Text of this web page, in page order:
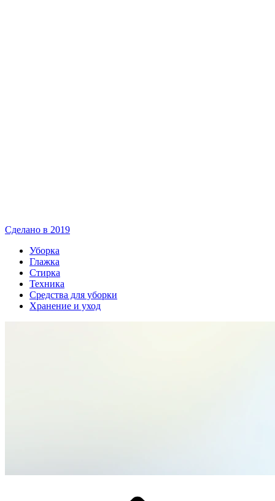
Сделано в 2019
Уборка
Глажка
Стирка
Техника
Средства для уборки
Хранение и уход